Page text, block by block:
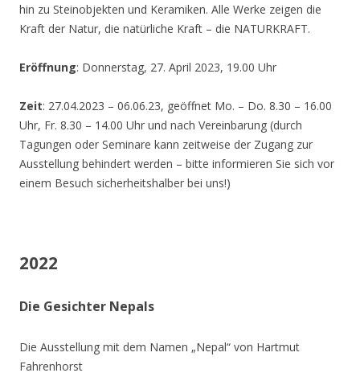
hin zu Steinobjekten und Keramiken. Alle Werke zeigen die
Kraft der Natur, die natürliche Kraft – die NATURKRAFT.
Eröffnung: Donnerstag, 27. April 2023, 19.00 Uhr
Zeit: 27.04.2023 – 06.06.23, geöffnet Mo. – Do. 8.30 – 16.00
Uhr, Fr. 8.30 – 14.00 Uhr und nach Vereinbarung (durch
Tagungen oder Seminare kann zeitweise der Zugang zur
Ausstellung behindert werden – bitte informieren Sie sich vor
einem Besuch sicherheitshalber bei uns!)
2022
Die Gesichter Nepals
Die Ausstellung mit dem Namen „Nepal“ von Hartmut
Fahrenhorst